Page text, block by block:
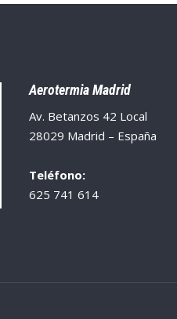
Aerotermia Madrid
Av. Betanzos 42 Local
28029 Madrid – España
Teléfono:
625 741 614